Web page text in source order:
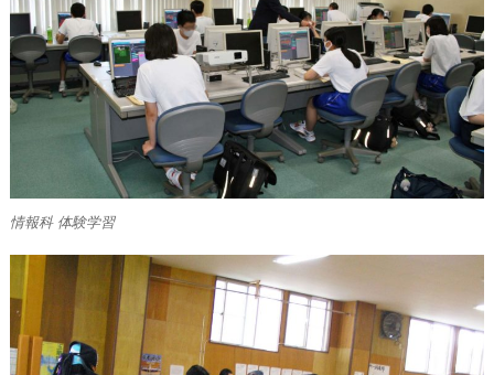
情報科 体験学習